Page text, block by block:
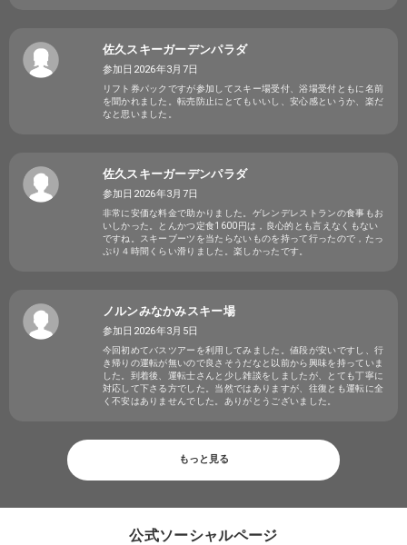
佐久スキーガーデンパラダ
参加日2026年3月7日
リフト券パックですが参加してスキー場受付、浴場受付ともに名前
を聞かれました。転売防止にとてもいいし、安心感というか、楽だ
なと思いました。
佐久スキーガーデンパラダ
参加日2026年3月7日
非常に安価な料金で助かりました。ゲレンデレストランの食事もお
いしかった。とんかつ定食1600円は，良心的とも言えなくもない
ですね。スキーブーツを当たらないものを持って行ったので，たっ
ぷり４時間くらい滑りました。楽しかったです。
ノルンみなかみスキー場
参加日2026年3月5日
今回初めてバスツアーを利用してみました。値段が安いですし、行
き帰りの運転が無いので良さそうだなと以前から興味を持っていま
した。到着後、運転士さんと少し雑談をしましたが、とても丁寧に
対応して下さる方でした。当然ではありますが、往復とも運転に全
く不安はありませんでした。ありがとうございました。
もっと見る
公式ソーシャルページ